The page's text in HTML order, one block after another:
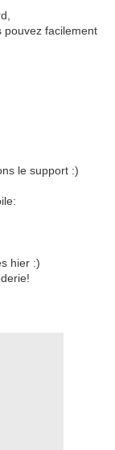
pouvez facilement
le support :)
hier :)